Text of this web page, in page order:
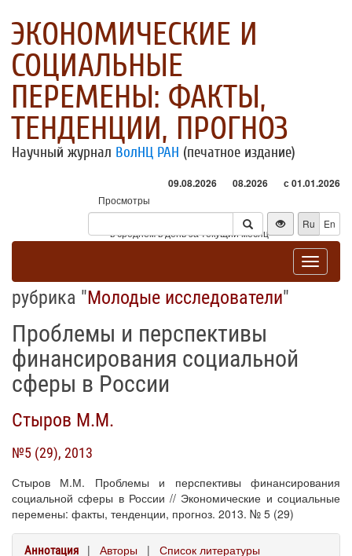
ЭКОНОМИЧЕСКИЕ И
СОЦИАЛЬНЫЕ
ПЕРЕМЕНЫ: ФАКТЫ,
ТЕНДЕНЦИИ, ПРОГНОЗ
Научный журнал ВолНЦ РАН (печатное издание)
09.08.2026 08.2026 с 01.01.2026
Просмотры
Посетители
* - в среднем в день за текущий месяц
Ru En
Toggle
рубрика "Молодые исследователи"
Проблемы и перспективы
финансирования социальной
сферы в России
Стыров М.М.
№5 (29), 2013
Стыров М.М. Проблемы и перспективы финансирования
социальной сферы в России // Экономические и социальные
перемены: факты, тенденции, прогноз. 2013. № 5 (29)
Аннотация | Авторы | Список литературы